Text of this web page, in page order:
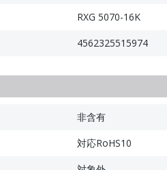
RXG 5070-16K
4562325515974
非含有
対応RoHS10